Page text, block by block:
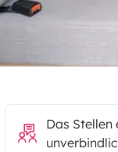
Das Stellen